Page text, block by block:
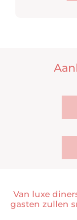
Van luxe
gasten zullen